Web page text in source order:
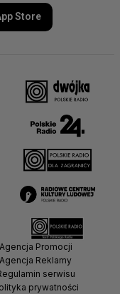
Store
Agencja Promocji
Agencja Reklamy
serwisu
prywatności